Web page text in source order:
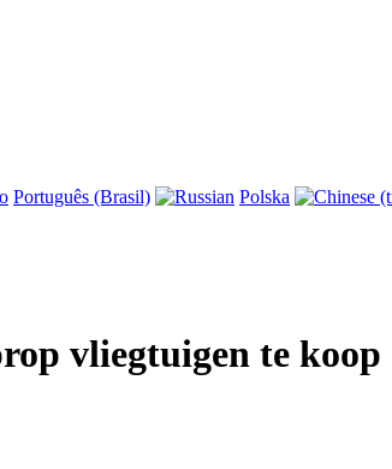
Português (Brasil) Polska
vliegtuigen te koop